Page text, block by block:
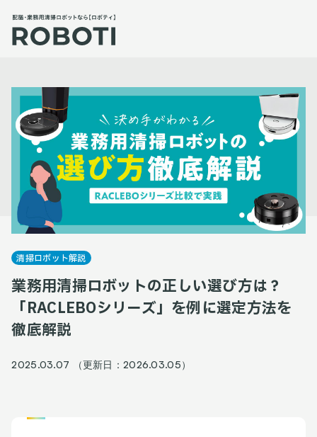
清掃ロボット解説
業務用清掃ロボットの正しい選び方は？
「RACLEBOシリーズ」を例に選定方法を
徹底解説
2025.03.07 （更新日：2026.03.05）